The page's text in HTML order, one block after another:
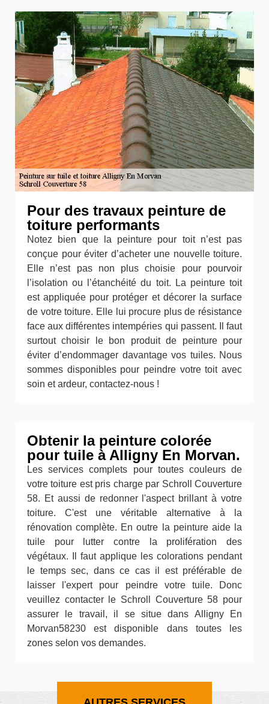
Pour des travaux peinture de
toiture performants
Notez bien que la peinture pour toit n’est pas
conçue pour éviter d’acheter une nouvelle toiture.
Elle n’est pas non plus choisie pour pourvoir
l’isolation ou l’étanchéité du toit. La peinture toit
est appliquée pour protéger et décorer la surface
de votre toiture. Elle lui procure plus de résistance
face aux différentes intempéries qui passent. Il faut
surtout choisir le bon produit de peinture pour
éviter d’endommager davantage vos tuiles. Nous
sommes disponibles pour peindre votre toit avec
soin et ardeur, contactez-nous !
Obtenir la peinture colorée
pour tuile à Alligny En Morvan.
Les services complets pour toutes couleurs de
votre toiture est pris charge par Schroll Couverture
58. Et aussi de redonner l'aspect brillant à votre
toiture. C'est une véritable alternative à la
rénovation complète. En outre la peinture aide la
tuile pour lutter contre la prolifération des
végétaux. Il faut applique les colorations pendant
le temps sec, dans ce cas il est préférable de
laisser l'expert pour peindre votre tuile. Donc
veuillez contacter le Schroll Couverture 58 pour
assurer le travail, il se situe dans Alligny En
Morvan58230 est disponible dans toutes les
zones selon vos demandes.